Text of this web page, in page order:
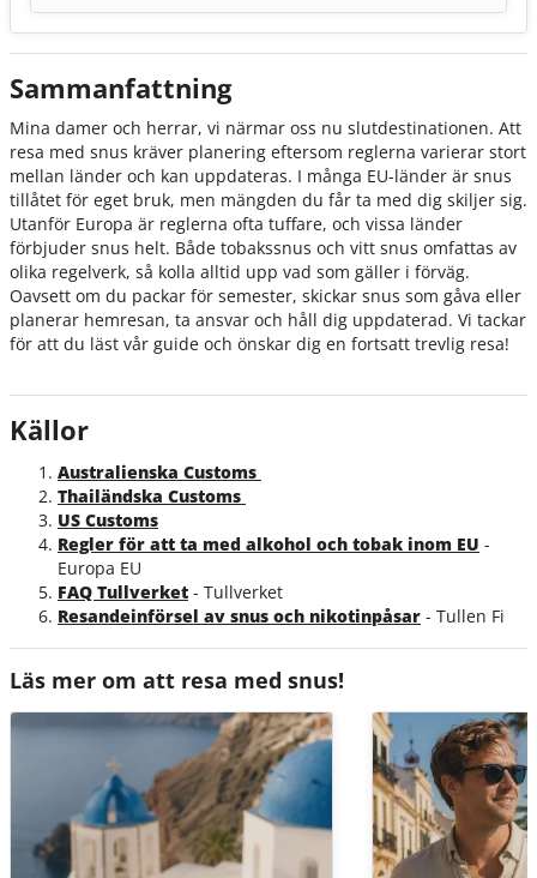
Sammanfattning
Mina damer och herrar, vi närmar oss nu slutdestinationen. Att
resa med snus kräver planering eftersom reglerna varierar stort
mellan länder och kan uppdateras. I många EU-länder är snus
tillåtet för eget bruk, men mängden du får ta med dig skiljer sig.
Utanför Europa är reglerna ofta tuffare, och vissa länder
förbjuder snus helt. Både tobakssnus och vitt snus omfattas av
olika regelverk, så kolla alltid upp vad som gäller i förväg.
Oavsett om du packar för semester, skickar snus som gåva eller
planerar hemresan, ta ansvar och håll dig uppdaterad. Vi tackar
för att du läst vår guide och önskar dig en fortsatt trevlig resa!
Källor
Australienska Customs
Thailändska Customs
US Customs
Regler för att ta med alkohol och tobak inom EU -
Europa EU
FAQ Tullverket - Tullverket
Resandeinförsel av snus och nikotinpåsar - Tullen Fi
Läs mer om att resa med snus!